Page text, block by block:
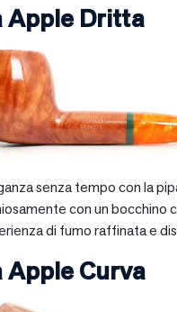
Apple Dritta
senza tempo con la
con un bocchino
di fumo raffinata e
Apple Curva